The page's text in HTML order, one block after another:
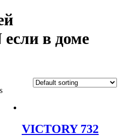
в доме
VICTORY 732